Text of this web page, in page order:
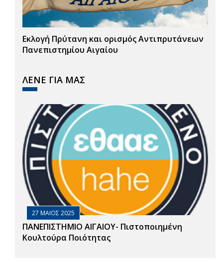
Εκλογή Πρύτανη και ορισμός Αντιπρυτάνεων
Πανεπιστημίου Αιγαίου
ΛΕΝΕ ΓΙΑ ΜΑΣ
27 ΜΑΙΟΣ 2025
ΠΑΝΕΠΙΣΤΗΜΙΟ ΑΙΓΑΙΟΥ- Πιστοποιημένη
Κουλτούρα Ποιότητας